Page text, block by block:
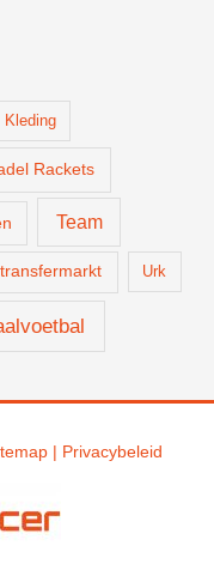
Kleding
Rackets
Team
transfermarkt Urk
emap | Privacybeleid